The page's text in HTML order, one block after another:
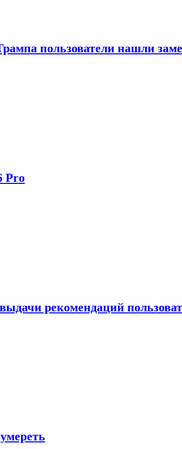
пользователи нашли
Pro
рекомендаций